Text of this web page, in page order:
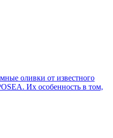
оливки от известного
Их особенность в том,